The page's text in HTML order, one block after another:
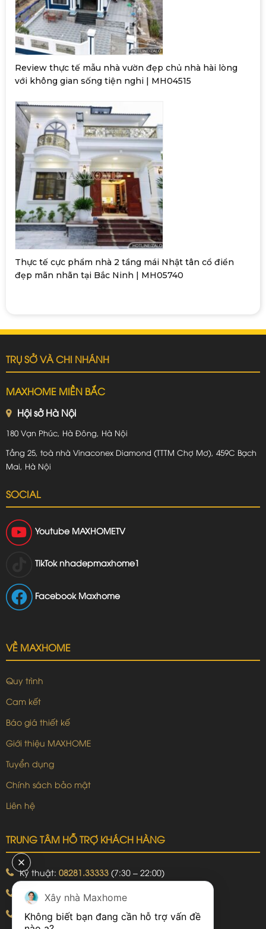
Review thực tế mẫu nhà vườn đẹp chủ nhà hài lòng
với không gian sống tiện nghi | MH04515
Thực tế cực phẩm nhà 2 tầng mái Nhật tân cổ điển
đẹp mãn nhãn tại Bắc Ninh | MH05740
TRỤ SỞ VÀ CHI NHÁNH
MAXHOME MIỀN BẮC
Hội sở Hà Nội
180 Vạn Phúc, Hà Đông, Hà Nội
Tầng 25, toà nhà Vinaconex Diamond (TTTM Chợ Mơ), 459C Bạch
Mai, Hà Nội
SOCIAL
Youtube MAXHOMETV
TikTok nhadepmaxhome1
Facebook Maxhome
VỀ MAXHOME
Quy trình
Cam kết
Báo giá thiết kế
Giới thiệu MAXHOME
Tuyển dụng
Chính sách bảo mật
Liên hệ
TRUNG TÂM HỖ TRỢ KHÁCH HÀNG
Kỹ thuật: 08281.33333 (7:30 – 22:00)
Khiếu nại:
09240.99999
Bảo hành:09240.99999(8:00 – 21:00)
Xây nhà Maxhome
Không biết bạn đang cần hỗ trợ vấn đề